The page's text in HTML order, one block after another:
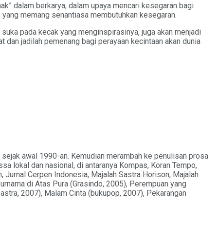
dalam berkarya, dalam upaya mencari kesegaran bagi
memang senantiasa membutuhkan kesegaran.
pada kecak yang menginspirasinya, juga akan menjadi
jadilah pemenang bagi perayaan kecintaan akan dunia
awal 1990-an. Kemudian merambah ke penulisan prosa
lokal dan nasional, di antaranya Kompas, Koran Tempo,
Cerpen Indonesia, Majalah Sastra Horison, Majalah
di Atas Pura (Grasindo, 2005), Perempuan yang
2007), Malam Cinta (bukupop, 2007), Pekarangan